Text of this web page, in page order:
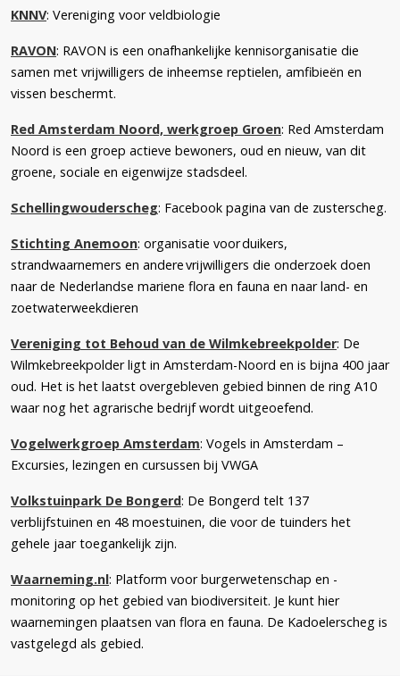
KNNV: Vereniging voor veldbiologie
RAVON: RAVON is een onafhankelijke kennisorganisatie die
samen met vrijwilligers de inheemse reptielen, amfibieën en
vissen beschermt.
Red Amsterdam Noord, werkgroep Groen: Red Amsterdam
Noord is een groep actieve bewoners, oud en nieuw, van dit
groene, sociale en eigenwijze stadsdeel.
Schellingwouderscheg: Facebook pagina van de zusterscheg.
Stichting Anemoon: organisatie voor duikers,
strandwaarnemers en andere vrijwilligers die onderzoek doen
naar de Nederlandse mariene flora en fauna en naar land- en
zoetwaterweekdieren
Vereniging tot Behoud van de Wilmkebreekpolder: De
Wilmkebreekpolder ligt in Amsterdam-Noord en is bijna 400 jaar
oud. Het is het laatst overgebleven gebied binnen de ring A10
waar nog het agrarische bedrijf wordt uitgeoefend.
Vogelwerkgroep Amsterdam: Vogels in Amsterdam –
Excursies, lezingen en cursussen bij VWGA
Volkstuinpark De Bongerd: De Bongerd telt 137
verblijfstuinen en 48 moestuinen, die voor de tuinders het
gehele jaar toegankelijk zijn.
Waarneming.nl: Platform voor burgerwetenschap en -
monitoring op het gebied van biodiversiteit. Je kunt hier
waarnemingen plaatsen van flora en fauna. De Kadoelerscheg is
vastgelegd als gebied.